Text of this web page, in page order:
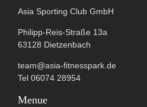
Asia Sporting Club GmbH
Philipp-Reis-Straße 13a
63128 Dietzenbach
team@asia-fitnesspark.de
Tel 06074 28954
Menue